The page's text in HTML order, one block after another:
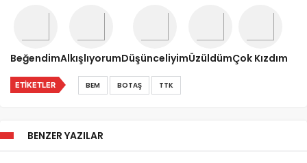
BeğendimAlkışlıyorumDüşünceliyimÜzüldümÇok Kızdım
ETIKETLER BEM BOTAŞ TTK
BENZER YAZILAR